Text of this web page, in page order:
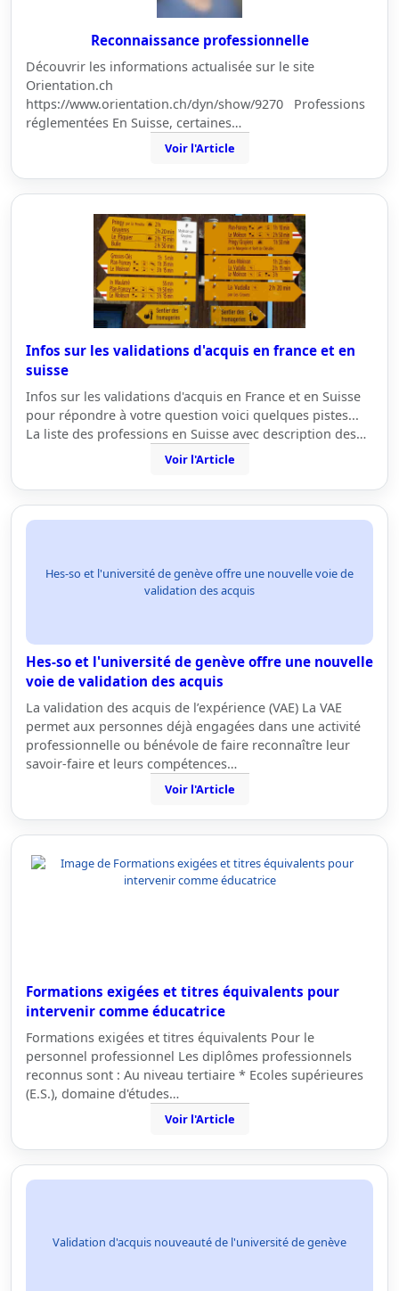
Reconnaissance professionnelle
Découvrir les informations actualisée sur le site
Orientation.ch
https://www.orientation.ch/dyn/show/9270 Professions
réglementées En Suisse, certaines…
Voir l'Article
Infos sur les validations d'acquis en france et en
suisse
Infos sur les validations d'acquis en France et en Suisse
pour répondre à votre question voici quelques pistes...
La liste des professions en Suisse avec description des…
Voir l'Article
Hes-so et l'université de genève offre une nouvelle voie de
validation des acquis
Hes-so et l'université de genève offre une nouvelle
voie de validation des acquis
La validation des acquis de l’expérience (VAE) La VAE
permet aux personnes déjà engagées dans une activité
professionnelle ou bénévole de faire reconnaître leur
savoir-faire et leurs compétences…
Voir l'Article
Formations exigées et titres équivalents pour
intervenir comme éducatrice
Formations exigées et titres équivalents Pour le
personnel professionnel Les diplômes professionnels
reconnus sont : Au niveau tertiaire * Ecoles supérieures
(E.S.), domaine d'études…
Voir l'Article
Validation d'acquis nouveauté de l'université de genève